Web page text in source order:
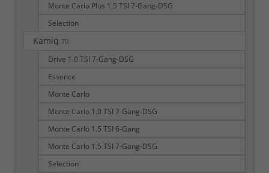
Monte Carlo Plus 1.5 TSI 7-Gang-DSG
Selection
Kamiq 70
Drive 1.0 TSI 7-Gang-DSG
Essence
Monte Carlo
Monte Carlo 1.0 TSI 7-Gang-DSG
Monte Carlo 1.5 TSI 6-Gang
Monte Carlo 1.5 TSI 7-Gang-DSG
Selection